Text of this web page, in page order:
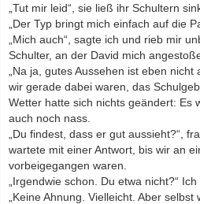
„Tut mir leid“, sie ließ ihr Schultern
„Der Typ bringt mich einfach auf die
„Mich auch“, sagte ich und rieb mir
Schulter, an der David mich
„Na ja, gutes Aussehen ist eben
wir gerade dabei waren, das
Wetter hatte sich nichts geändert: Es
auch noch nass.
„Du findest, dass er gut aussieht?“,
wartete mit einer Antwort, bis wir an
vorbeigegangen waren.
„Irgendwie schon. Du etwa nicht?“
„Keine Ahnung. Vielleicht. Aber